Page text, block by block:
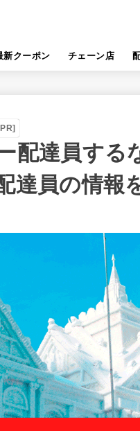
新クーポン チェーン店
配達員する
達員の情報